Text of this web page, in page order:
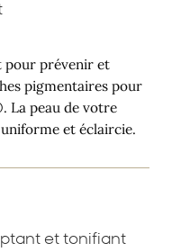
pour prévenir et
pigmentaires pour
La peau de votre
et éclaircie.
et tonifiant